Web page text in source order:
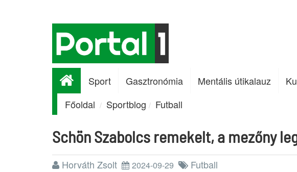
Sport Gasztronómia Mentális útikalauz
Főoldal
Sportblog Futball
Schön Szabolcs remekelt, a mezőny
Horváth Zsolt 2024-09-29 Futball